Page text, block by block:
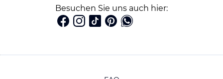
Besuchen Sie uns auch hier: